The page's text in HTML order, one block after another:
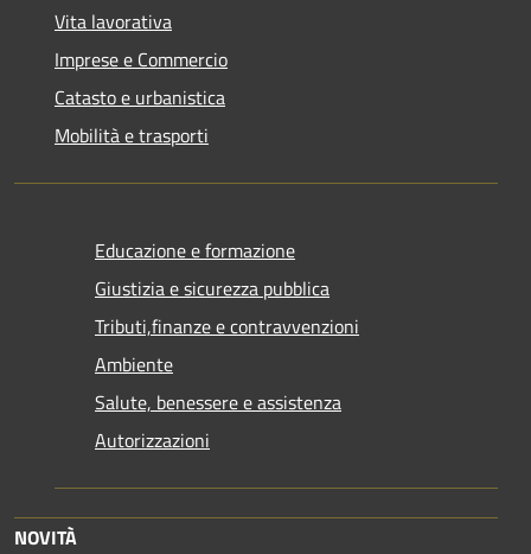
Vita lavorativa
Imprese e Commercio
Catasto e urbanistica
Mobilità e trasporti
Educazione e formazione
Giustizia e sicurezza pubblica
Tributi,finanze e contravvenzioni
Ambiente
Salute, benessere e assistenza
Autorizzazioni
NOVITÀ